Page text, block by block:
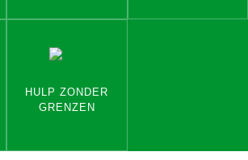
HULP ZONDER
GRENZEN